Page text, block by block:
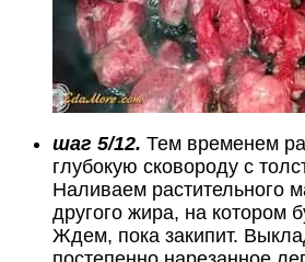
шаг 5/12. Тем временем
глубокую сковороду с
Наливаем растительного
другого жира, на котором
Ждем, пока закипит.